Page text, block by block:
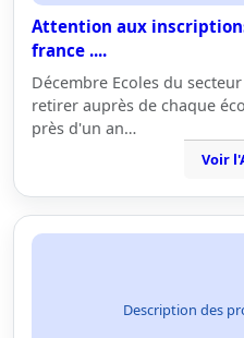
Attention aux
france ....
Décembre Ecoles du
retirer auprès de chaque
près d'un an…
Voir
Description des